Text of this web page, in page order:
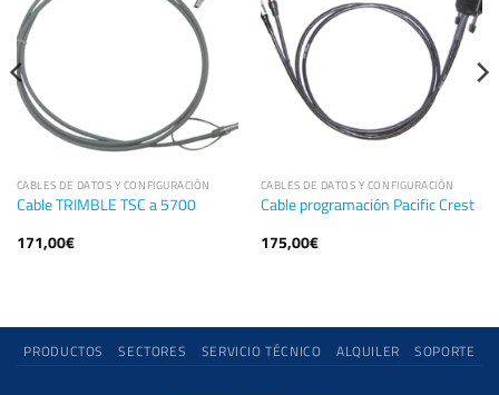
CABLES DE DATOS Y CONFIGURACIÓN
Cable TRIMBLE TSC a 5700
171,00€
CABLES DE DATOS Y CONFIGURACIÓN
Cable programación Pacific Crest
175,00€
PRODUCTOS SECTORES SERVICIO TÉCNICO ALQUILER SOPORTE